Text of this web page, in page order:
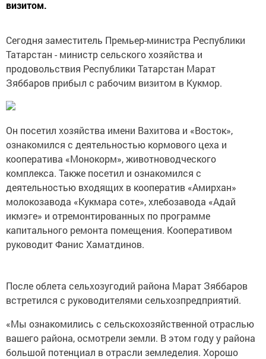
визитом.
Сегодня заместитель Премьер-министра Республики
Татарстан - министр сельского хозяйства и
продовольствия Республики Татарстан Марат
Зяббаров прибыл с рабочим визитом в Кукмор.
Он посетил хозяйства имени Вахитова и «Восток»,
ознакомился с деятельностью кормового цеха и
кооператива «Монокорм», животноводческого
комплекса. Также посетил и ознакомился с
деятельностью входящих в кооператив «Амирхан»
молокозавода «Кукмара соте», хлебозавода «Адай
икмэге» и отремонтированных по программе
капитального ремонта помещения. Кооперативом
руководит Фанис Хаматдинов.
После облета сельхозугодий района Марат Зяббаров
встретился с руководителями сельхозпредприятий.
«Мы ознакомились с сельскохозяйственной отраслью
вашего района, осмотрели земли. В этом году у района
большой потенциал в отрасли земледелия. Хорошо